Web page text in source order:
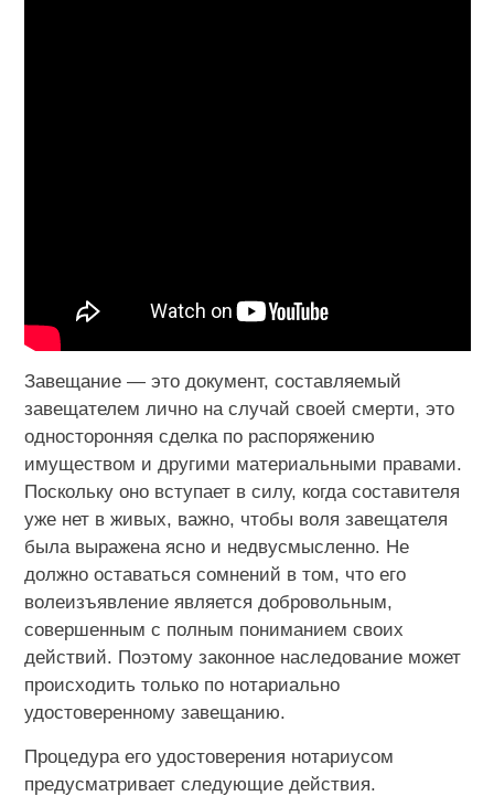
Завещание — это документ, составляемый
завещателем лично на случай своей смерти, это
односторонняя сделка по распоряжению
имуществом и другими материальными правами.
Поскольку оно вступает в силу, когда составителя
уже нет в живых, важно, чтобы воля завещателя
была выражена ясно и недвусмысленно. Не
должно оставаться сомнений в том, что его
волеизъявление является добровольным,
совершенным с полным пониманием своих
действий. Поэтому законное наследование может
происходить только по нотариально
удостоверенному завещанию.
Процедура его удостоверения нотариусом
предусматривает следующие действия.